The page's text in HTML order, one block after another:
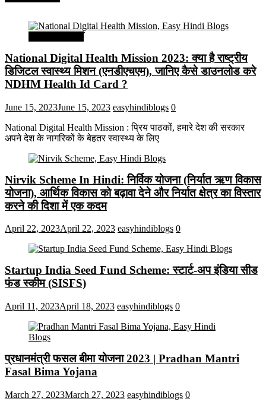
National Digital Health Mission 2023: क्या है राष्ट्रीय
डिजिटल स्वास्थ्य मिशन (एनडीएचएम), जानिए कैसे डाउनलोड करे
NDHM Health Id Card ?
June 15, 2023June 15, 2023 easyhindiblogs 0
National Digital Health Mission : प्रिय पाठकों, हमारे देश की सरकार
अपने देश के नागरिकों के बेहतर स्वास्थ्य के लिए
Nirvik Scheme In Hindi: निर्विक योजना (निर्यात ऋण विकास
योजना), आर्थिक विकास को बढ़ावा देने और निर्यात क्षेत्र का विस्तार
करने की दिशा में एक कदम
April 22, 2023April 22, 2023 easyhindiblogs 0
Startup India Seed Fund Scheme: स्टार्ट-अप इंडिया सीड
फंड स्कीम (SISFS)
April 11, 2023April 18, 2023 easyhindiblogs 0
प्रधानमंत्री फसल बीमा योजना 2023 | Pradhan Mantri
Fasal Bima Yojana
March 27, 2023March 27, 2023 easyhindiblogs 0